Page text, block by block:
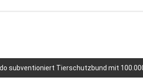
subventioniert Tierschutzbund mit